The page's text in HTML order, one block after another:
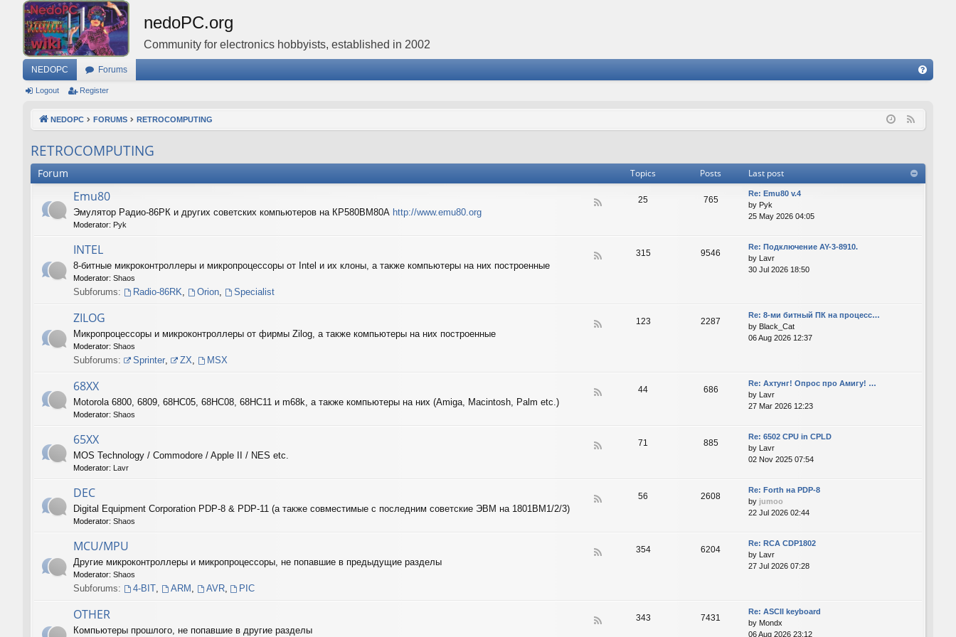
nedoPC.org
Community for electronics hobbyists, established in 2002
NEDOPC Forums
Q
Logout Register
NEDOPC FORUMS RETROCOMPUTING
RETROCOMPUTING
Forum Topics Posts Last post
F
d
E
0
Emu80
Эмулятор Радио-86РК и других советских компьютеров на КР580ВМ80А http://www.emu80.org
Moderator: Pyk
25 765
Re: Emu80 v.4
by Pyk
25 May 2026 04:05
F
N
INTEL
8-битные микроконтроллеры и микропроцессоры от Intel и их клоны, а также компьютеры на них построенные
Moderator: Shaos
Subforums: Radio-86RK Orion, Specialist
315 9546
Re: Подключение AY-3-8910.
by Lavr
30 Jul 2026 18:50
F
G
ZILOG
Микропроцессоры и микроконтроллеры от фирмы Zilog, а также компьютеры на них построенные
Moderator: Shaos
Subforums: Sprinter, ZX MSX
123 2287
Re: 8-ми битный ПК на процесс…
by Black_Cat
06 Aug 2026 12:37
F
d
6
68XX
Motorola 6800, 6809, 68HC05, 68HC08, 68HC11 и m68k, а также компьютеры на них (Amiga, Macintosh, Palm etc.)
Moderator: Shaos
44 686
Re: Ахтунг! Опрос про Амигу! …
by Lavr
27 Mar 2026 12:23
F
d
6
65XX
MOS Technology / Commodore / Apple II / NES etc.
Moderator: Lavr
71 885
Re: 6502 CPU in CPLD
by Lavr
02 Nov 2025 07:54
F
d
D
DEC
Digital Equipment Corporation PDP-8 & PDP-11 (а также совместимые с последним советские ЭВМ на 1801ВМ1/2/3)
Moderator: Shaos
56 2608
Re: Forth на PDP-8
by jumoo
22 Jul 2026 02:44
F
C
MCU/MPU
Другие микроконтроллеры и микропроцессоры, не попавшие в предыдущие разделы
Moderator: Shaos
Subforums: 4-BIT, ARM AVR, PIC
354 6204
Re: RCA CDP1802
by Lavr
27 Jul 2026 07:28
F
OTHER
Компьютеры прошлого, не попавшие в другие разделы
343 7431
Re: ASCII keyboard
by Mondx
06 Aug 2026 23:12